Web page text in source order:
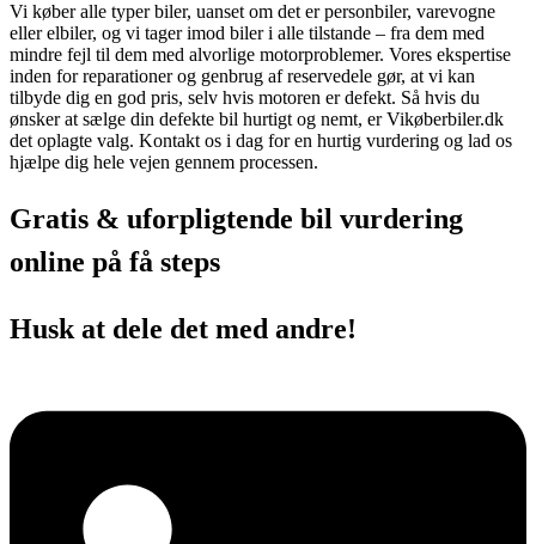
Vi køber alle typer biler, uanset om det er personbiler, varevogne
eller elbiler, og vi tager imod biler i alle tilstande – fra dem med
mindre fejl til dem med alvorlige motorproblemer. Vores ekspertise
inden for reparationer og genbrug af reservedele gør, at vi kan
tilbyde dig en god pris, selv hvis motoren er defekt. Så hvis du
ønsker at sælge din defekte bil hurtigt og nemt, er Vikøberbiler.dk
det oplagte valg. Kontakt os i dag for en hurtig vurdering og lad os
hjælpe dig hele vejen gennem processen.
Gratis & uforpligtende bil vurdering
online på få steps
Husk at dele det med andre!